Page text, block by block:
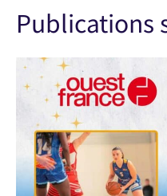
Publications